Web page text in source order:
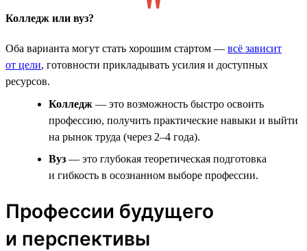
Колледж или вуз?
Оба варианта могут стать хорошим стартом — всё зависит
от цели, готовности прикладывать усилия и доступных
ресурсов.
Колледж — это возможность быстро освоить
профессию, получить практические навыки и выйти
на рынок труда (через 2–4 года).
Вуз — это глубокая теоретическая подготовка
и гибкость в осознанном выборе профессии.
Профессии будущего
и перспективы